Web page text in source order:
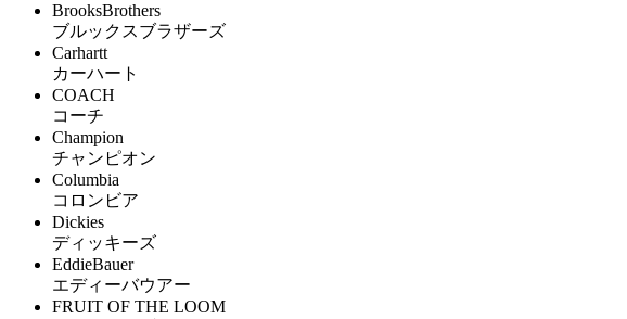
BrooksBrothers
ブルックスブラザーズ
Carhartt
カーハート
COACH
コーチ
Champion
チャンピオン
Columbia
コロンビア
Dickies
ディッキーズ
EddieBauer
エディーバウアー
FRUIT OF THE LOOM